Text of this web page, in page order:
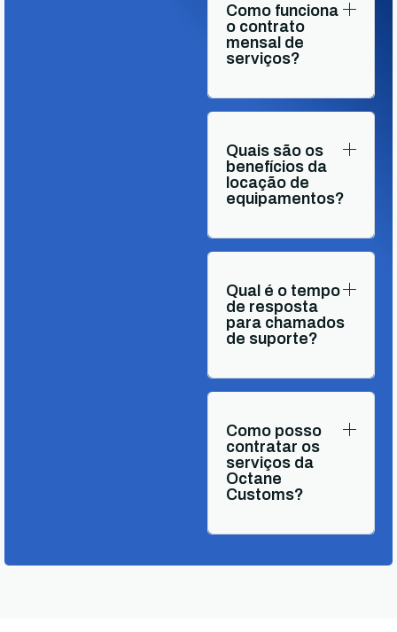
Como funciona
o contrato
mensal de
serviços?
Quais são os
benefícios da
locação de
equipamentos?
Qual é o tempo
de resposta
para chamados
de suporte?
Como posso
contratar os
serviços da
Octane
Customs?